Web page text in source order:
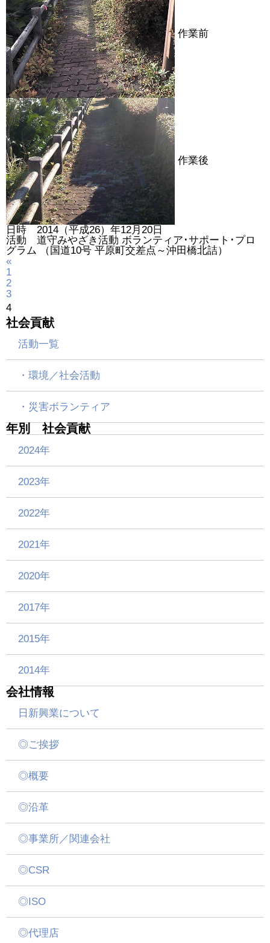
作業前
作業後
日時 2014（平成26）年12月20日
活動 道守みやざき活動 ボランティア･サポート･プロ
グラム （国道10号 平原町交差点～沖田橋北詰）
«
1
2
3
4
社会貢献
活動一覧
・環境／社会活動
・災害ボランティア
年別 社会貢献
2024年
2023年
2022年
2021年
2020年
2017年
2015年
2014年
会社情報
日新興業について
◎ご挨拶
◎概要
◎沿革
◎事業所／関連会社
◎CSR
◎ISO
◎代理店